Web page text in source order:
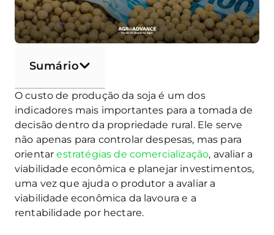
Sumário
O custo de produção da soja é um dos
indicadores mais importantes para a tomada de
decisão dentro da propriedade rural. Ele serve
não apenas para controlar despesas, mas para
orientarestratégias de comercialização, avaliar a
viabilidade econômica e planejar investimentos,
uma vez que ajuda o produtor a avaliar a
viabilidade econômica da lavoura e a
rentabilidade por hectare.